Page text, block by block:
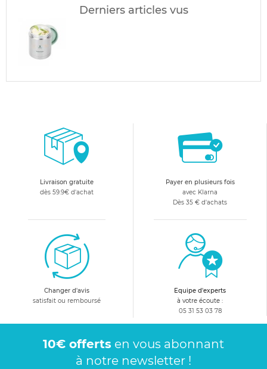
Derniers articles vus
Livraison gratuite
dès 59.9€ d'achat
Payer en plusieurs fois
avec Klarna
Dès 35 € d'achats
Changer d'avis
satisfait ou remboursé
Equipe d'experts
à votre écoute :
05 31 53 03 78
10€ offerts en vous abonnant
à notre newsletter !